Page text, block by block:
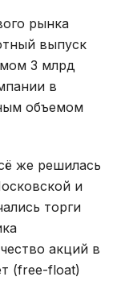
рынка
выпуск
3 млрд
в
объемом
же решилась
и
торги
акций в
(free-float)